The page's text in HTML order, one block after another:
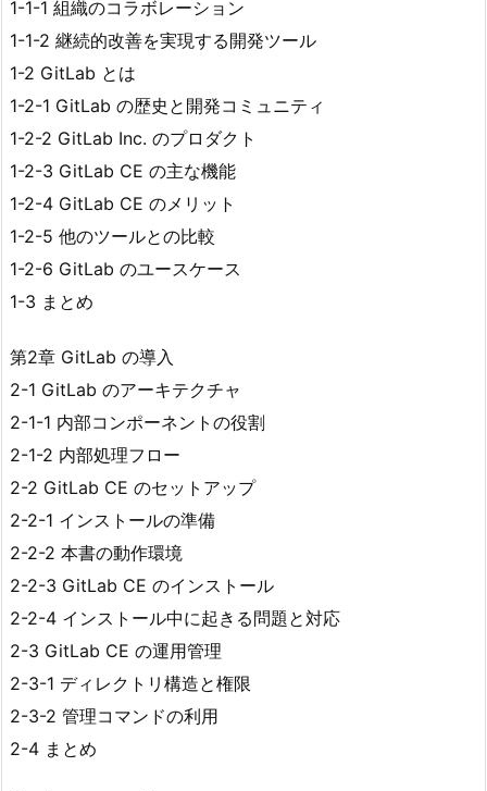
1-1-1 組織のコラボレーション
1-1-2 継続的改善を実現する開発ツール
1-2 GitLab とは
1-2-1 GitLab の歴史と開発コミュニティ
1-2-2 GitLab Inc. のプロダクト
1-2-3 GitLab CE の主な機能
1-2-4 GitLab CE のメリット
1-2-5 他のツールとの比較
1-2-6 GitLab のユースケース
1-3 まとめ
第2章 GitLab の導入
2-1 GitLab のアーキテクチャ
2-1-1 内部コンポーネントの役割
2-1-2 内部処理フロー
2-2 GitLab CE のセットアップ
2-2-1 インストールの準備
2-2-2 本書の動作環境
2-2-3 GitLab CE のインストール
2-2-4 インストール中に起きる問題と対応
2-3 GitLab CE の運用管理
2-3-1 ディレクトリ構造と権限
2-3-2 管理コマンドの利用
2-4 まとめ